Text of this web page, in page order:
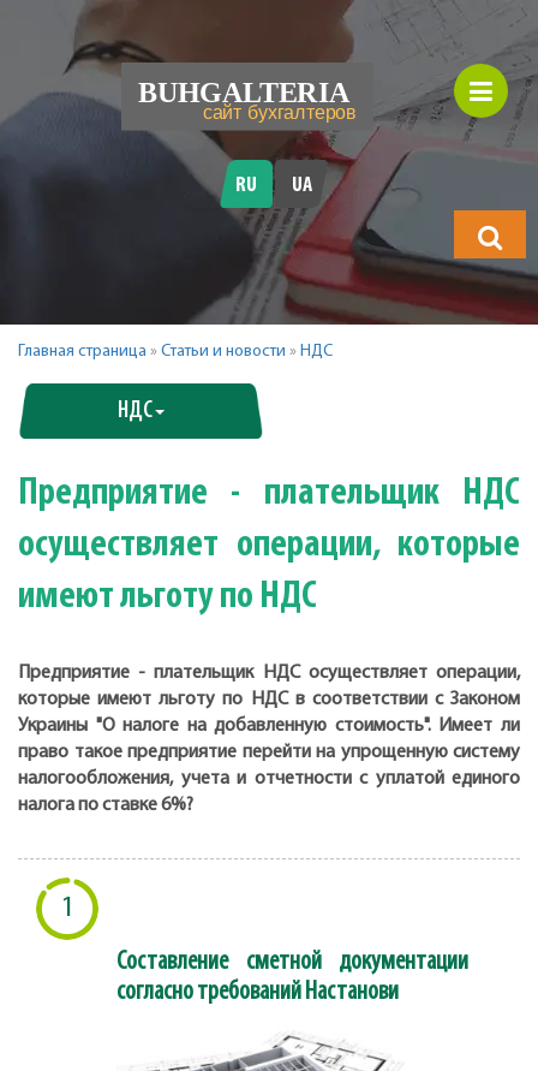
будете
искать?
RU UA
Главная страница » Статьи и новости » НДС
НДС
Предприятие - плательщик НДС
осуществляет операции, которые
имеют льготу по НДС
Предприятие - плательщик НДС осуществляет операции,
которые имеют льготу по НДС в соответствии с Законом
Украины "О налоге на добавленную стоимость". Имеет ли
право такое предприятие перейти на упрощенную систему
налогообложения, учета и отчетности с уплатой единого
налога по ставке 6%?
1
Составление сметной документации
согласно требований Настанови